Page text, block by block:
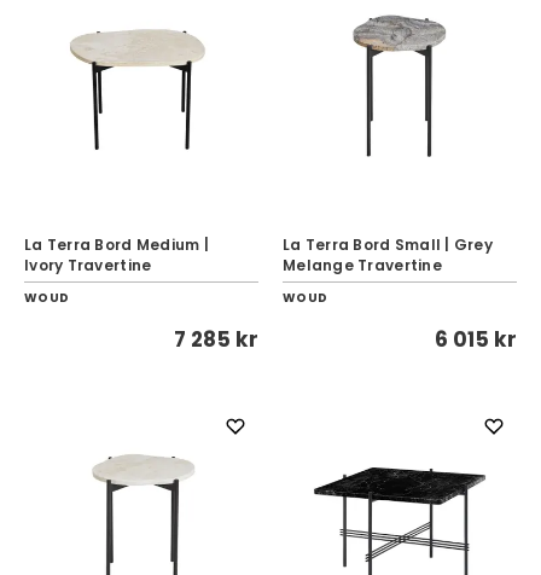
La Terra Bord Medium |
Ivory Travertine
WOUD
7 285 kr
La Terra Bord Small | Grey
Melange Travertine
WOUD
6 015 kr